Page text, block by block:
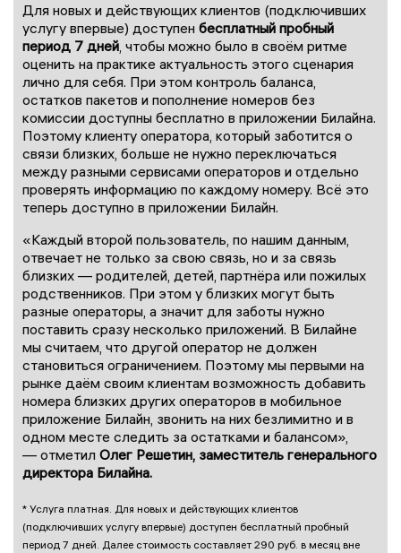
Для новых и действующих клиентов (подключивших
услугу впервые) доступен бесплатный пробный
период 7 дней, чтобы можно было в своём ритме
оценить на практике актуальность этого сценария
лично для себя. При этом контроль баланса,
остатков пакетов и пополнение номеров без
комиссии доступны бесплатно в приложении Билайна.
Поэтому клиенту оператора, который заботится о
связи близких, больше не нужно переключаться
между разными сервисами операторов и отдельно
проверять информацию по каждому номеру. Всё это
теперь доступно в приложении Билайн.
«Каждый второй пользователь, по нашим данным,
отвечает не только за свою связь, но и за связь
близких — родителей, детей, партнёра или пожилых
родственников. При этом у близких могут быть
разные операторы, а значит для заботы нужно
поставить сразу несколько приложений. В Билайне
мы считаем, что другой оператор не должен
становиться ограничением. Поэтому мы первыми на
рынке даём своим клиентам возможность добавить
номера близких других операторов в мобильное
приложение Билайн, звонить на них безлимитно и в
одном месте следить за остатками и балансом»,
— отметил Олег Решетин, заместитель генерального
директора Билайна.
* Услуга платная. Для новых и действующих клиентов
(подключивших услугу впервые) доступен бесплатный пробный
период 7 дней. Далее стоимость составляет 290 руб. в месяц вне